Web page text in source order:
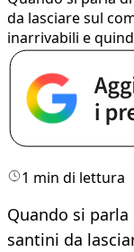
da lasciare sul
inarrivabili e
1 min di lettura
Quando si
santini da